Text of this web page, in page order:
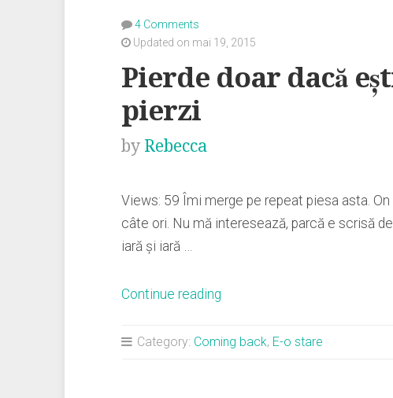
4 Comments
Updated on mai 19, 2015
Pierde doar dacă
pierzi
by Rebecca
Views: 59 Îmi merge pe repeat piesa asta.
câte ori. Nu mă interesează, parcă e scrisă
iară şi iară …
Continue reading
dacă
Category: Coming back, E-o stare